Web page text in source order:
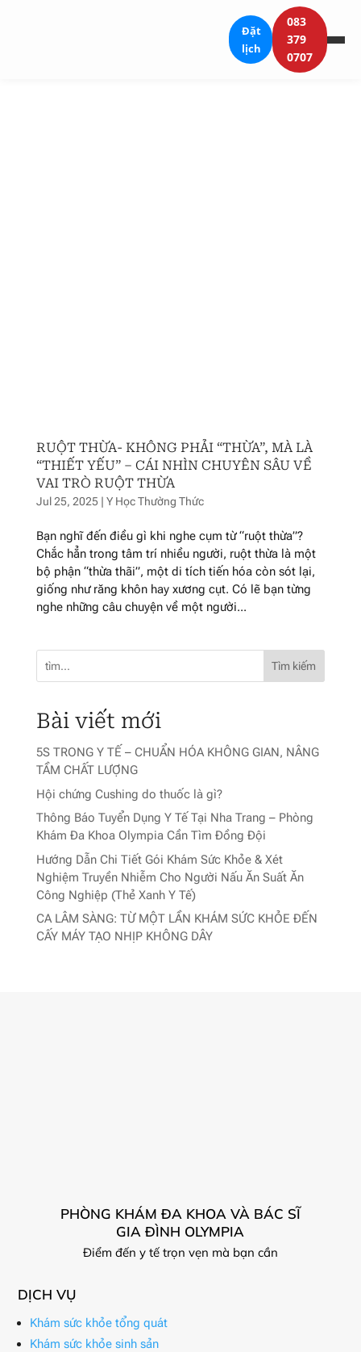
Đặt
lịch
083
379
0707
RUỘT THỪA- KHÔNG PHẢI “THỪA”, MÀ LÀ
“THIẾT YẾU” – CÁI NHÌN CHUYÊN SÂU VỀ
VAI TRÒ RUỘT THỪA
Jul 25, 2025| Y Học Thường Thức
Bạn nghĩ đến điều gì khi nghe cụm từ “ruột thừa”?
Chắc hẳn trong tâm trí nhiều người, ruột thừa là một
bộ phận “thừa thãi”, một di tích tiến hóa còn sót lại,
giống như răng khôn hay xương cụt. Có lẽ bạn từng
nghe những câu chuyện về một người...
Tìm kiếm
Bài viết mới
5S TRONG Y TẾ – CHUẨN HÓA KHÔNG GIAN, NÂNG
TẦM CHẤT LƯỢNG
Hội chứng Cushing do thuốc là gì?
Thông Báo Tuyển Dụng Y Tế Tại Nha Trang – Phòng
Khám Đa Khoa Olympia Cần Tìm Đồng Đội
Hướng Dẫn Chi Tiết Gói Khám Sức Khỏe & Xét
Nghiệm Truyền Nhiễm Cho Người Nấu Ăn Suất Ăn
Công Nghiệp (Thẻ Xanh Y Tế)
CA LÂM SÀNG: TỪ MỘT LẦN KHÁM SỨC KHỎE ĐẾN
CẤY MÁY TẠO NHỊP KHÔNG DÂY
PHÒNG KHÁM ĐA KHOA VÀ BÁC SĨ
GIA ĐÌNH OLYMPIA
Điểm đến y tế trọn vẹn mà bạn cần
DỊCH VỤ
Khám sức khỏe tổng quát
Khám sức khỏe sinh sản